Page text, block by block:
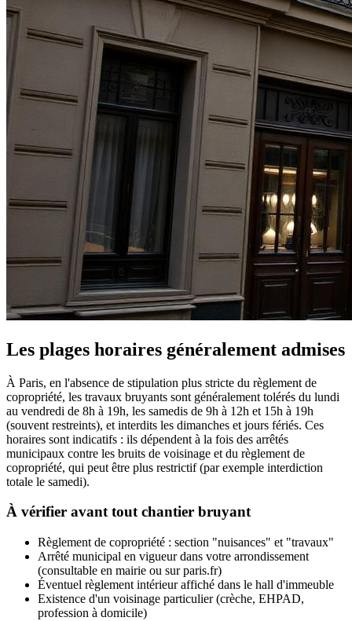
Les plages horaires généralement admises
À Paris, en l'absence de stipulation plus stricte du règlement de
copropriété, les travaux bruyants sont généralement tolérés du lundi
au vendredi de 8h à 19h, les samedis de 9h à 12h et 15h à 19h
(souvent restreints), et interdits les dimanches et jours fériés. Ces
horaires sont indicatifs : ils dépendent à la fois des arrêtés
municipaux contre les bruits de voisinage et du règlement de
copropriété, qui peut être plus restrictif (par exemple interdiction
totale le samedi).
À vérifier avant tout chantier bruyant
Règlement de copropriété : section "nuisances" et "travaux"
Arrêté municipal en vigueur dans votre arrondissement
(consultable en mairie ou sur paris.fr)
Éventuel règlement intérieur affiché dans le hall d'immeuble
Existence d'un voisinage particulier (crèche, EHPAD,
profession à domicile)